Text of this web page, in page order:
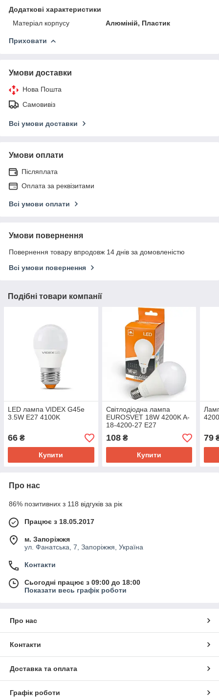
Додаткові характеристики
Матеріал корпусу
Алюміній, Пластик
Приховати
Умови доставки
Нова Пошта
Самовивіз
Всі умови доставки
Умови оплати
Післяплата
Оплата за реквізитами
Всі умови оплати
Умови повернення
Повернення товару впродовж 14 днів за домовленістю
Всі умови повернення
Подібні товари компанії
LED лампа VIDEX G45e
3.5W E27 4100K
66 ₴
Купити
Світлодіодна лампа
EUROSVET 18W 4200K A-
18-4200-27 E27
108₴
Купити
79
Про нас
86% позитивних з 118 відгуків за рік
Працює з 18.05.2017
м. Запоріжжя
ул. Фанатська, 7, Запоріжжя, Україна
Контакти
Сьогодні працює з 09:00 до 18:00
Показати весь графік роботи
Про нас
Контакти
Доставка та оплата
Графік роботи